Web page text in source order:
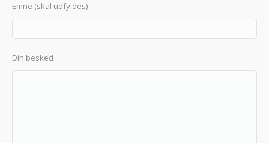
Emne (skal udfyldes)
Din besked